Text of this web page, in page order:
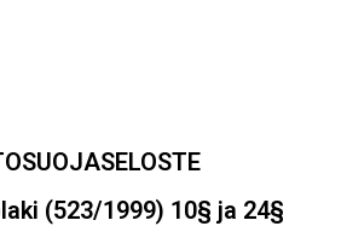
(523/1999) 10§ ja 24§